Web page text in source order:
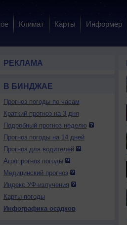
Климат Карты Информер
РЕКЛАМА
В БИНДЖАЕ
Прогноз погоды по часам
Краткий прогноз на 3 дня
Подробный прогноз неделю
Прогноз погоды на 14 дней
Прогноз для водителей
Агропрогноз погоды
Медицинский прогноз
Индекс УФ-излучения
Карты погоды
Инфографика осадков